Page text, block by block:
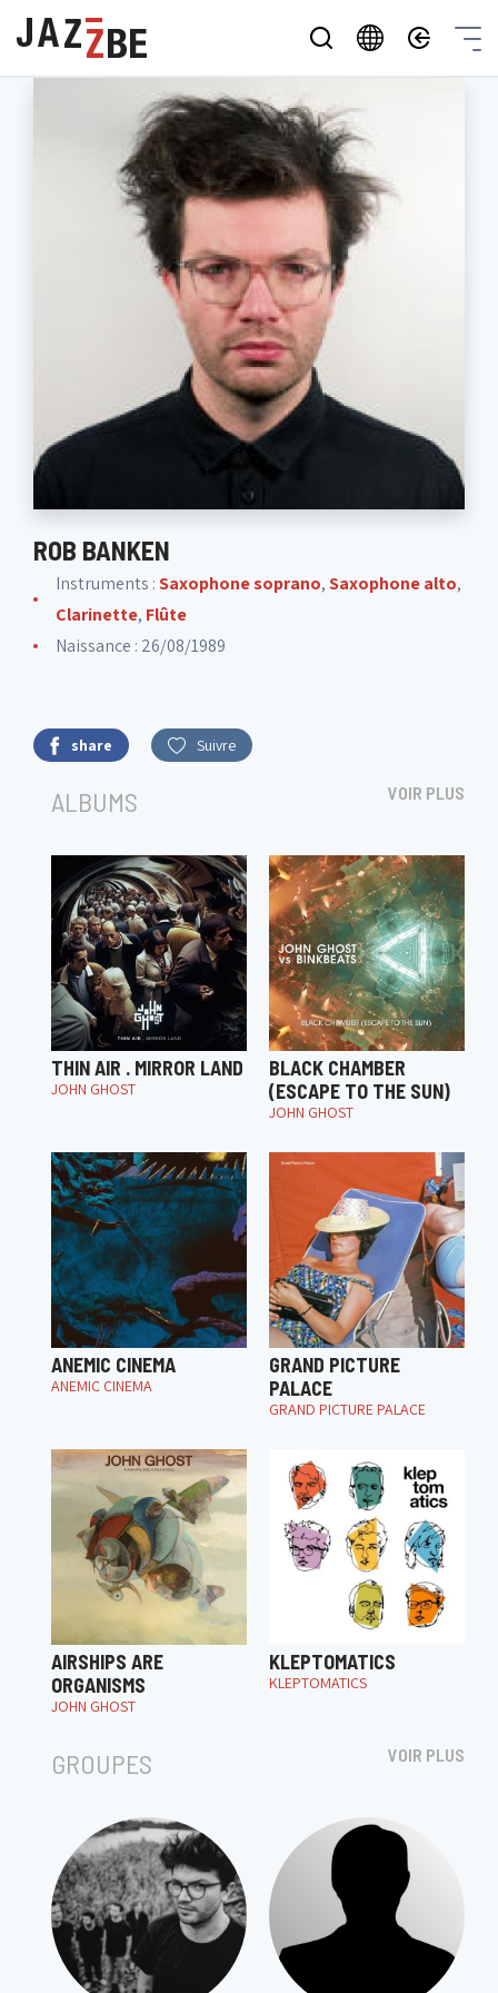
ROB BANKEN
Instruments :Saxophone soprano,Saxophone alto,
Clarinette, Flûte
Naissance : 26/08/1989
share Suivre
ALBUMS VOIR PLUS
THIN AIR . MIRROR LAND
JOHN GHOST
BLACK CHAMBER
(ESCAPE TO THE SUN)
JOHN GHOST
ANEMIC CINEMA
ANEMIC CINEMA
GRAND PICTURE
PALACE
GRAND PICTURE PALACE
AIRSHIPS ARE
ORGANISMS
JOHN GHOST
KLEPTOMATICS
KLEPTOMATICS
GROUPES VOIR PLUS